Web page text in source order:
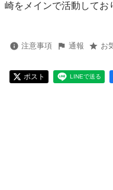
崎をメインで活動してお
注意事項 通報 お
ポスト LINEで送る